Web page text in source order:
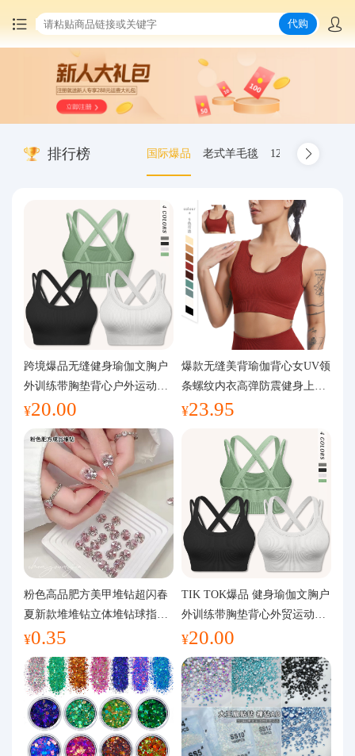
中国商品代购
集运服务
最新公告
物流资讯
代购问答
关于我们
代购
排行榜 国际爆品 老式羊毛毯 12.00-20 truck
跨境爆品无缝健身瑜伽文胸户
外训练带胸垫背心户外运动瑜
伽服女
¥20.00
爆款无缝美背瑜伽背心女UV领
条螺纹内衣高弹防震健身上装
运动文胸
¥23.95
粉色高品肥方美甲堆钻超闪春
夏新款堆堆钻立体堆钻球指甲
装饰品
¥0.35
TIK TOK爆品 健身瑜伽文胸户
外训练带胸垫背心外贸运动瑜
伽服女
¥20.00